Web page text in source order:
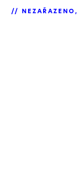
NEZAŘAZENO